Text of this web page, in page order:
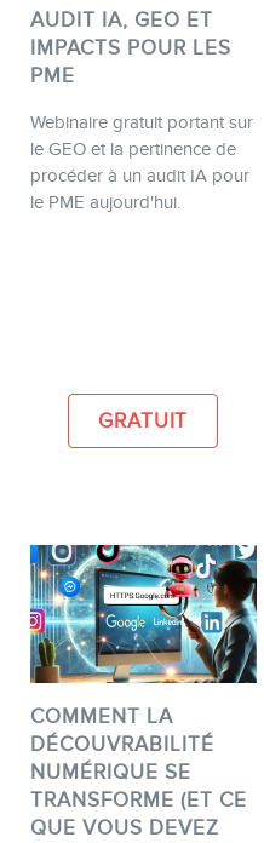
AUDIT IA, GEO ET
IMPACTS POUR LES
PME
Webinaire gratuit portant sur
le GEO et la pertinence de
procéder à un audit IA pour
le PME aujourd'hui.
GRATUIT
COMMENT LA
DÉCOUVRABILITÉ
NUMÉRIQUE SE
TRANSFORME (ET CE
QUE VOUS DEVEZ